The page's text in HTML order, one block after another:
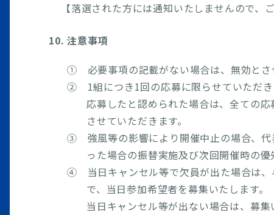
【落選された方には通知いたしませんので、
10. 注意事項
① 必要事項の記載がない場合は、無効とさ
② 1組につき1回の応募に限らせていただき
応募したと認められた場合は、全ての
させていただきます。
③ 強風等の影響により開催中止の場合、代
った場合の振替実施及び次回開催時の優
④ 当日キャンセル等で欠員が出た場合は、
で、当日参加希望者を募集いたします。
当日キャンセル等が出ない場合は、募集